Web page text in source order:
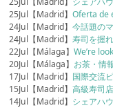
25Jul【Madrid】Oferta de
24Jul【Madrid】今話題の
24Jul【Madrid】寿司を握
22Jul【Málaga】We’re
20Jul【Málaga】 お茶・情
17Jul【Madrid】 国際交流
15Jul【Madrid】高級寿司
14Jul【Madrid】 シェアハ